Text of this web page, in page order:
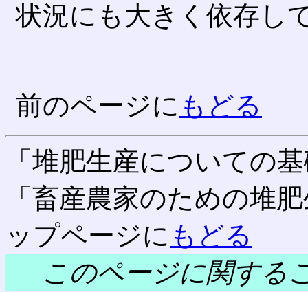
状況にも大きく依存し
前のページに もどる
「堆肥生産についての
「畜産農家のための堆
ップページに もどる
このページに関する